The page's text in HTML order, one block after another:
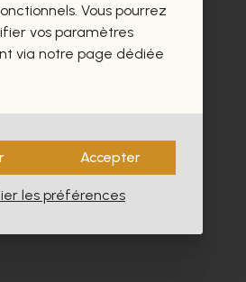
Vous pourrez
vos paramètres
via notre page dédiée
Accepter
les préférences